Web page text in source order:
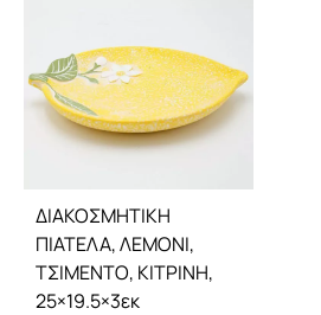
ΔΙΑΚΟΣΜΗΤΙΚΗ
ΠΙΑΤΕΛΑ, ΛΕΜΟΝΙ,
ΤΣΙΜΕΝΤΟ, ΚΙΤΡΙΝΗ,
25×19.5×3εκ